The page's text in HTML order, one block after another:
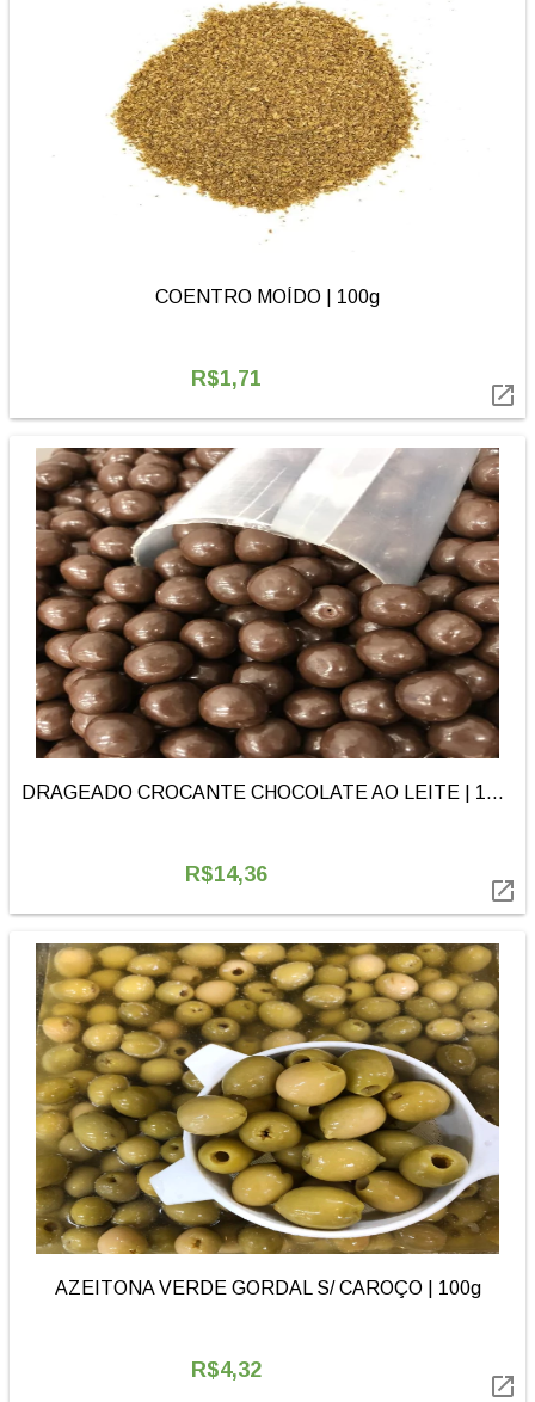
COENTRO MOÍDO | 100g
R$1,71

DRAGEADO CROCANTE CHOCOLATE AO LEITE | 100g
R$14,36

AZEITONA VERDE GORDAL S/ CAROÇO | 100g
R$4,32
